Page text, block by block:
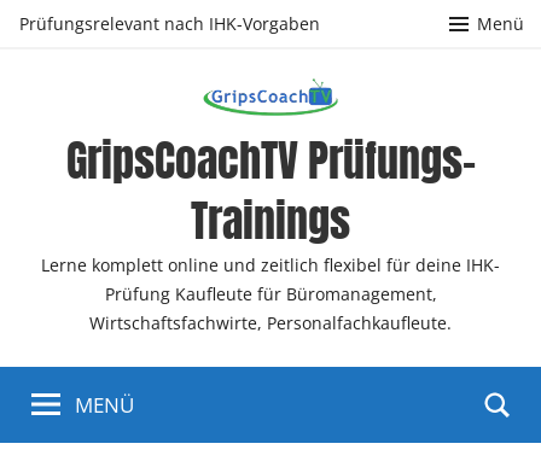
ZumPrüfungsrelevant nach IHK-Vorgaben Menü
GripsCoachTV Prüfungs-
Trainings
Lerne komplett online und zeitlich flexibel für deine IHK-
Prüfung Kaufleute für Büromanagement,
Wirtschaftsfachwirte, Personalfachkaufleute.
MENÜ